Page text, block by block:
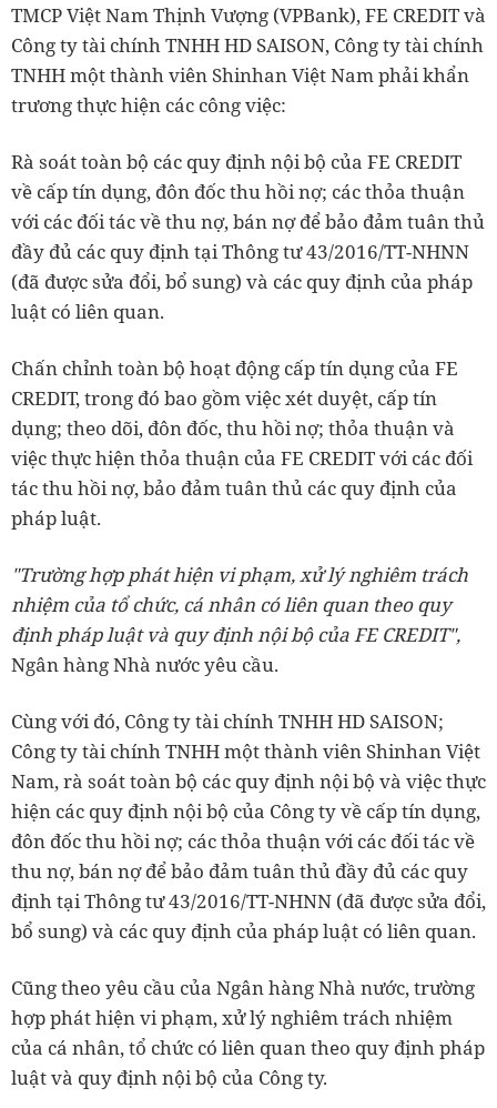
TMCP Việt Nam Thịnh Vượng (VPBank), FE CREDIT và
Công ty tài chính TNHH HD SAISON, Công ty tài chính
TNHH một thành viên Shinhan Việt Nam phải khẩn
trương thực hiện các công việc:
Rà soát toàn bộ các quy định nội bộ của FE CREDIT
về cấp tín dụng, đôn đốc thu hồi nợ; các thỏa thuận
với các đối tác về thu nợ, bán nợ để bảo đảm tuân thủ
đầy đủ các quy định tại Thông tư 43/2016/TT-NHNN
(đã được sửa đổi, bổ sung) và các quy định của pháp
luật có liên quan.
Chấn chỉnh toàn bộ hoạt động cấp tín dụng của FE
CREDIT, trong đó bao gồm việc xét duyệt, cấp tín
dụng; theo dõi, đôn đốc, thu hồi nợ; thỏa thuận và
việc thực hiện thỏa thuận của FE CREDIT với các đối
tác thu hồi nợ, bảo đảm tuân thủ các quy định của
pháp luật.
"Trường hợp phát hiện vi phạm, xử lý nghiêm trách
nhiệm của tổ chức, cá nhân có liên quan theo quy
định pháp luật và quy định nội bộ của FE CREDIT",
Ngân hàng Nhà nước yêu cầu.
Cùng với đó, Công ty tài chính TNHH HD SAISON;
Công ty tài chính TNHH một thành viên Shinhan Việt
Nam, rà soát toàn bộ các quy định nội bộ và việc thực
hiện các quy định nội bộ của Công ty về cấp tín dụng,
đôn đốc thu hồi nợ; các thỏa thuận với các đối tác về
thu nợ, bán nợ để bảo đảm tuân thủ đầy đủ các quy
định tại Thông tư 43/2016/TT-NHNN (đã được sửa đổi,
bổ sung) và các quy định của pháp luật có liên quan.
Cũng theo yêu cầu của Ngân hàng Nhà nước, trường
hợp phát hiện vi phạm, xử lý nghiêm trách nhiệm
của cá nhân, tổ chức có liên quan theo quy định pháp
luật và quy định nội bộ của Công ty.